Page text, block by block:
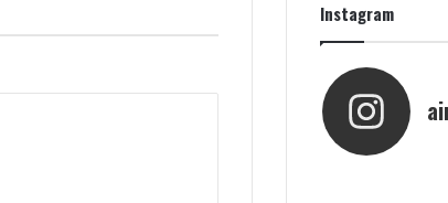
Instagram